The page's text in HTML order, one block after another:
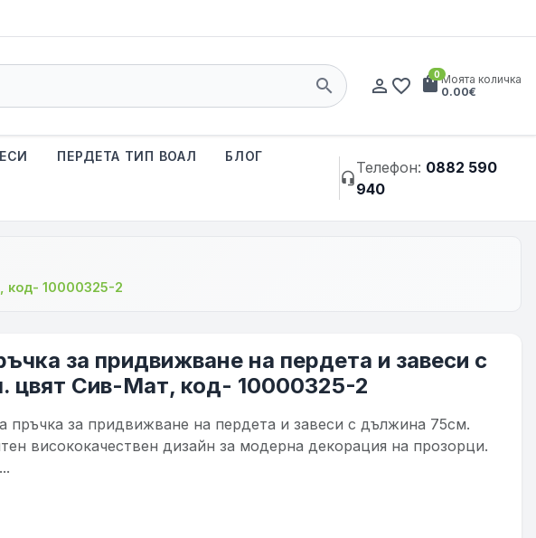
search person_outline favorite_border shopping_bag
0Моята количка
0.00€
ПЕРДЕТА ТИП ВОАЛ БЛОГ
headset_mic
Телефон: 0882 590
940
код- 10000325-2
за придвижване на пердета и завеси с
цвят Сив-Мат, код- 10000325-2
пръчка за придвижване на пердета и завеси с дължина 75см.
висококачествен дизайн за модерна декорация на прозорци.